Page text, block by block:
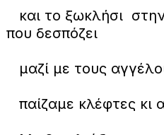
και το ξωκλήσι
που δεσπόζει
μαζί με τους
παίζαμε κλέφτες κι